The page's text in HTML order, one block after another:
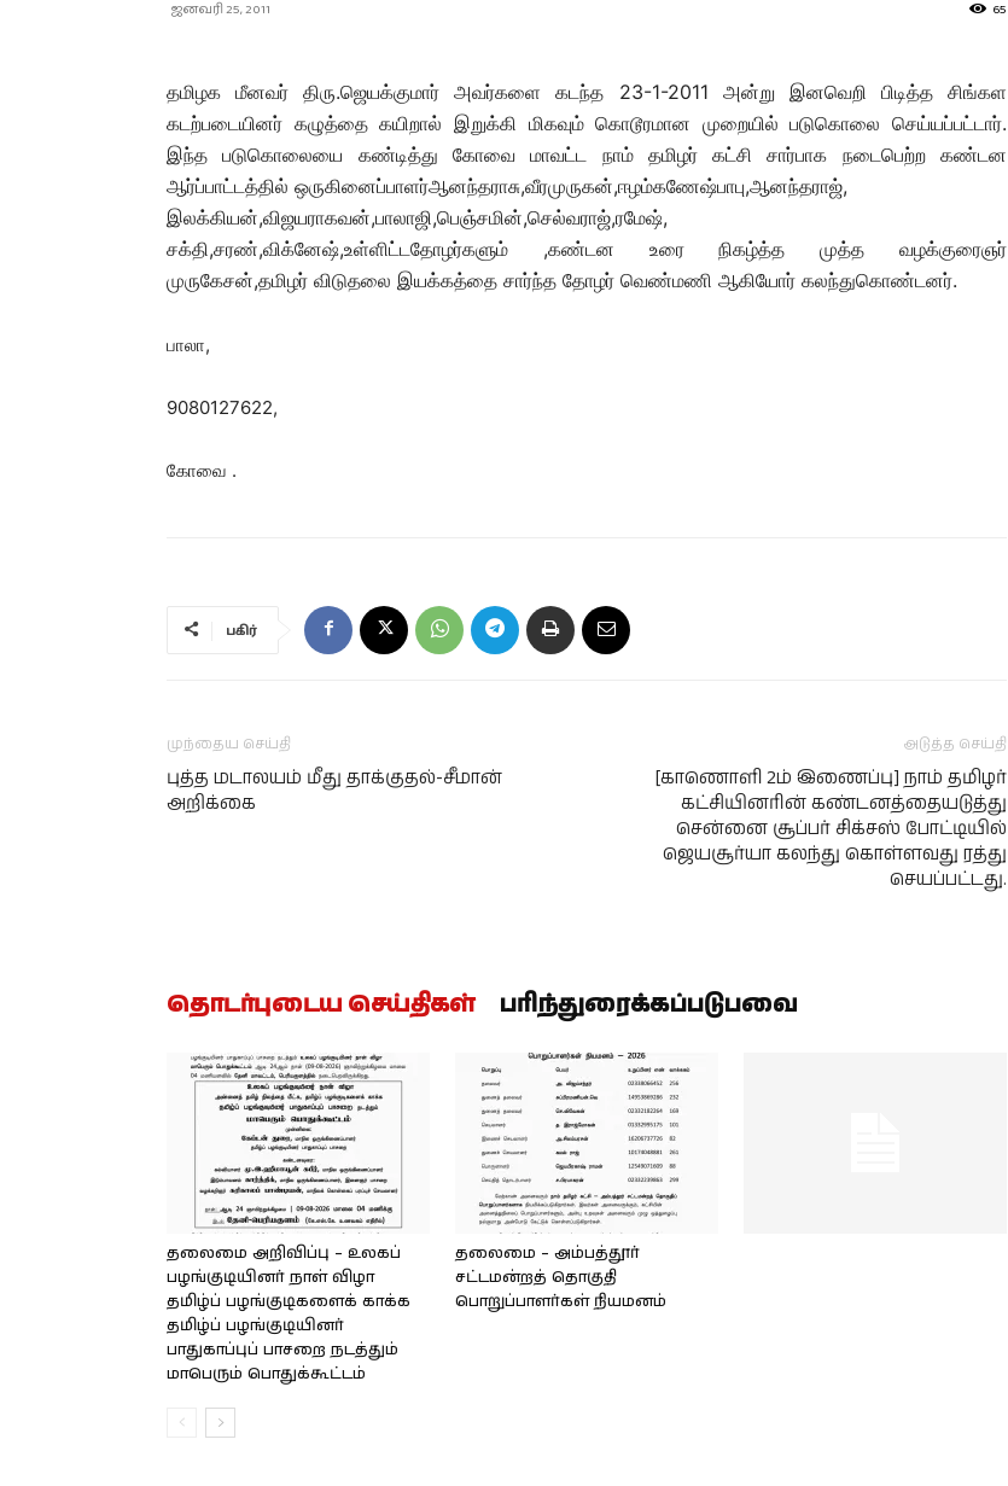
ஜனவரி 25, 2011 65
தமிழக மீனவர் திரு.ஜெயக்குமார் அவர்களை கடந்த 23-1-2011 அன்று இனவெறி பிடித்த சிங்கள
கடற்படையினர் கழுத்தை கயிறால் இறுக்கி மிகவும் கொடூரமான முறையில் படுகொலை செய்யப்பட்டார்.
இந்த படுகொலையை கண்டித்து கோவை மாவட்ட நாம் தமிழர் கட்சி சார்பாக நடைபெற்ற கண்டன
ஆர்ப்பாட்டத்தில் ஒருகினைப்பாளர்ஆனந்தராசு,வீரமுருகன்,ஈழம்கணேஷ்பாபு,ஆனந்தராஜ்,
இலக்கியன்,விஜயராகவன்,பாலாஜி,பெஞ்சமின்,செல்வராஜ்,ரமேஷ்,
சக்தி,சரண்,விக்னேஷ்,உள்ளிட்டதோழர்களும் ,கண்டன உரை நிகழ்த்த முத்த வழக்குரைஞர்
முருகேசன்,தமிழர் விடுதலை இயக்கத்தை சார்ந்த தோழர் வெண்மணி ஆகியோர் கலந்துகொண்டனர்.
பாலா,
9080127622,
கோவை .
பகிர்
முந்தைய செய்தி
புத்த மடாலயம் மீது தாக்குதல்-சீமான்
அறிக்கை
அடுத்த செய்தி
[காணொளி 2ம் இணைப்பு] நாம் தமிழர்
கட்சியினரின் கண்டனத்தையடுத்து
சென்னை சூப்பர் சிக்சஸ் போட்டியில்
ஜெயசூர்யா கலந்து கொள்ளவது ரத்து
செயப்பட்டது.
தொடர்புடைய செய்திகள் பரிந்துரைக்கப்படுபவை
தலைமை அறிவிப்பு – உலகப்
பழங்குடியினர் நாள் விழா
தமிழ்ப் பழங்குடிகளைக் காக்க
தமிழ்ப் பழங்குடியினர்
பாதுகாப்புப் பாசறை நடத்தும்
மாபெரும் பொதுக்கூட்டம்
தலைமை – அம்பத்தூர்
சட்டமன்றத் தொகுதி
பொறுப்பாளர்கள் நியமனம்